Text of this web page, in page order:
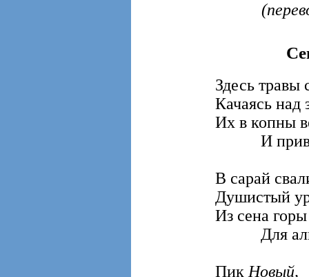
Здесь травы
Качаясь над
Их в копны
И
В сарай
Душистый
Из сена
Для
Пик Новый,